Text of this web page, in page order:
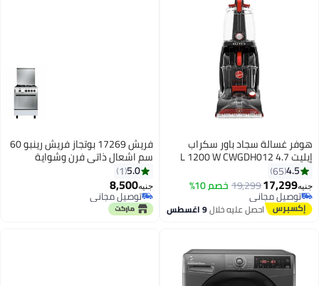
هوفر غسالة سجاد باور سكراب
إيليت 4.7 L 1200 W CWGDH012
متعدد الألوان
4.5
65
جنيه17,299
19,299خصم 10%
توصيل مجاني
توصيل مجانياحصل عليه خلال9 اغسطس
فريش 17269 بوتجاز فريش رينبو 60
سم اشعال ذاتي فرن وشواية
5.0
1
جنيه8,500
توصيل مجاني
باقي 1 وحدات في المخزون
توصيل مجاني